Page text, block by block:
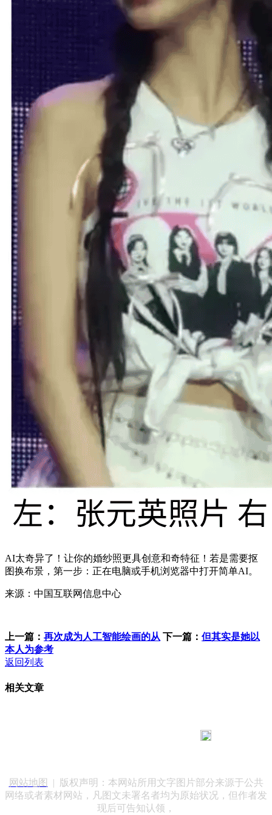
AI太奇异了！让你的婚纱照更具创意和奇特征！若是需要抠
图换布景，第一步：正在电脑或手机浏览器中打开简单AI。
来源：中国互联网信息中心
上一篇： 再次成为人工智能绘画的从 下一篇： 但其实是她以
本人为参考
返回列表
相关文章
网站地图
| 版权声明：本网站所用文字图片部分来源于公共
网络或者素材网站，凡图文未署名者均为原始状况，但作者发
现后可告知认领，